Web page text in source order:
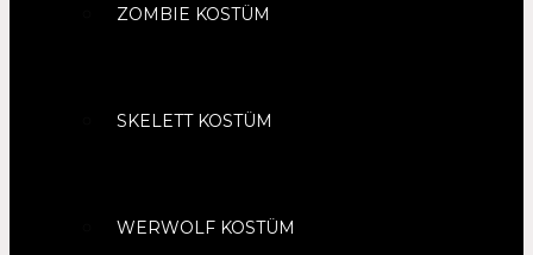
ZOMBIE KOSTÜM
SKELETT KOSTÜM
WERWOLF KOSTÜM